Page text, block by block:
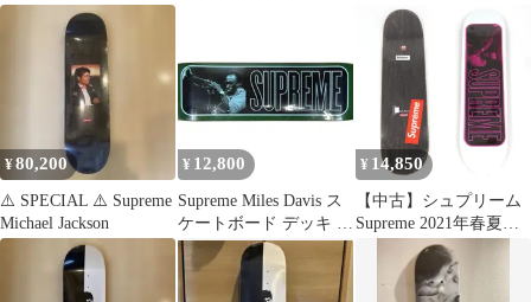
ズ
¥80,200
⚠️ SPECIAL ⚠️ Supreme
Michael Jackson
¥ 12,800
Supreme Miles Davis ス
ケートボード デッキ 新
品 8.38
¥ 14,850
【中古】シュプリーム
Supreme 2021年春夏
Miles Davis Skateboard
スケートボード デッキ
スケボー ホワイト【サ